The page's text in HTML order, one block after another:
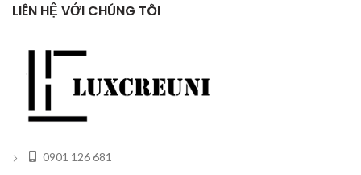
LIÊN HỆ VỚI CHÚNG TÔI
0901 126 681